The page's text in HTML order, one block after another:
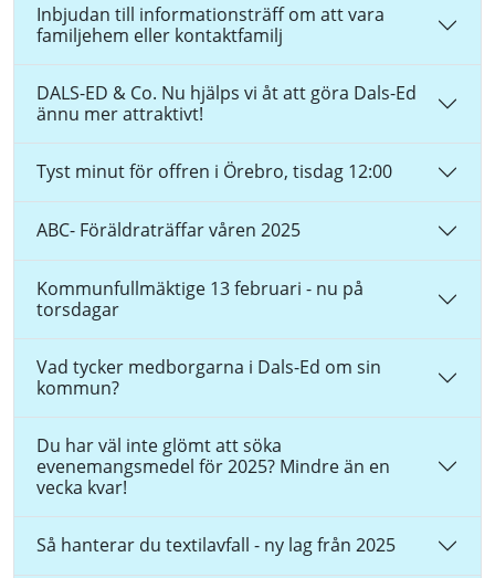
Inbjudan till informationsträff om att vara
familjehem eller kontaktfamilj
DALS-ED & Co. Nu hjälps vi åt att göra Dals-Ed
ännu mer attraktivt!
Tyst minut för offren i Örebro, tisdag 12:00
ABC- Föräldraträffar våren 2025
Kommunfullmäktige 13 februari - nu på
torsdagar
Vad tycker medborgarna i Dals-Ed om sin
kommun?
Du har väl inte glömt att söka
evenemangsmedel för 2025? Mindre än en
vecka kvar!
Så hanterar du textilavfall - ny lag från 2025